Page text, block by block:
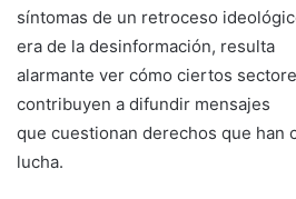
síntomas de un retroceso
era de la desinformación, resulta
alarmante ver cómo ciertos
contribuyen a difundir mensajes
que cuestionan derechos que han
lucha.